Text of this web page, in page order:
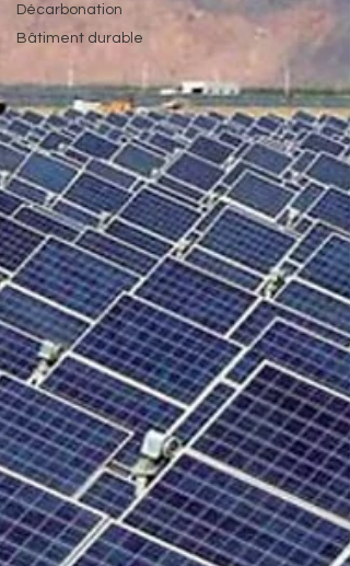
Décarbonation
Bâtiment durable